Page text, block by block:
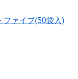
ファイブ(50袋入)